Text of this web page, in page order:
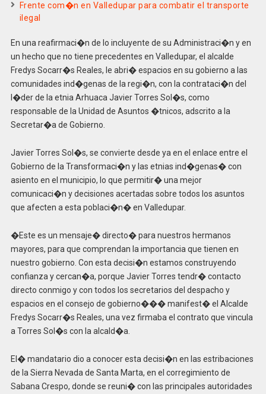
Frente com�n en Valledupar para combatir el transporte
ilegal
En una reafirmaci�n de lo incluyente de su Administraci�n y en
un hecho que no tiene precedentes en Valledupar, el alcalde
Fredys Socarr�s Reales, le abri� espacios en su gobierno a las
comunidades ind�genas de la regi�n, con la contrataci�n del
l�der de la etnia Arhuaca Javier Torres Sol�s, como
responsable de la Unidad de Asuntos �tnicos, adscrito a la
Secretar�a de Gobierno.
Javier Torres Sol�s, se convierte desde ya en el enlace entre el
Gobierno de la Transformaci�n y las etnias ind�genas� con
asiento en el municipio, lo que permitir� una mejor
comunicaci�n y decisiones acertadas sobre todos los asuntos
que afecten a esta poblaci�n� en Valledupar.
�Este es un mensaje� directo� para nuestros hermanos
mayores, para que comprendan la importancia que tienen en
nuestro gobierno. Con esta decisi�n estamos construyendo
confianza y cercan�a, porque Javier Torres tendr� contacto
directo conmigo y con todos los secretarios del despacho y
espacios en el consejo de gobierno��� manifest� el Alcalde
Fredys Socarr�s Reales, una vez firmaba el contrato que vincula
a Torres Sol�s con la alcald�a.
El� mandatario dio a conocer esta decisi�n en las estribaciones
de la Sierra Nevada de Santa Marta, en el corregimiento de
Sabana Crespo, donde se reuni� con las principales autoridades